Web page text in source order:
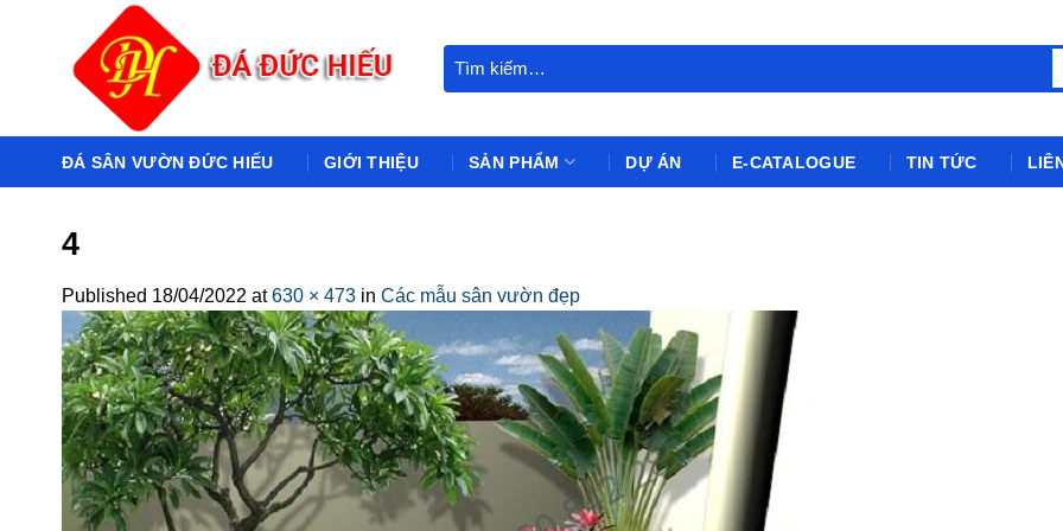
Tìm
kiếm:
ĐÁ SÂN VƯỜN ĐỨC HIẾU GIỚI THIỆU SẢN PHẨM DỰ ÁN E-CATALOGUE TIN TỨC
4
Published 18/04/2022 at630 × 473 in Các mẫu sân vườn đẹp